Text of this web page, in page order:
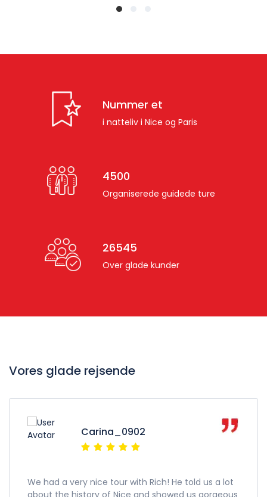
Nummer et
i natteliv i Nice og Paris
4500
Organiserede guidede ture
26545
Over glade kunder
Vores glade rejsende
Carina_0902
We had a very nice tour with Rich! He told us a lot
about the history of Nice and showed us gorgeous